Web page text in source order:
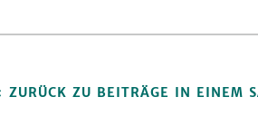
ZURÜCK ZU BEITRÄGE IN EINEM